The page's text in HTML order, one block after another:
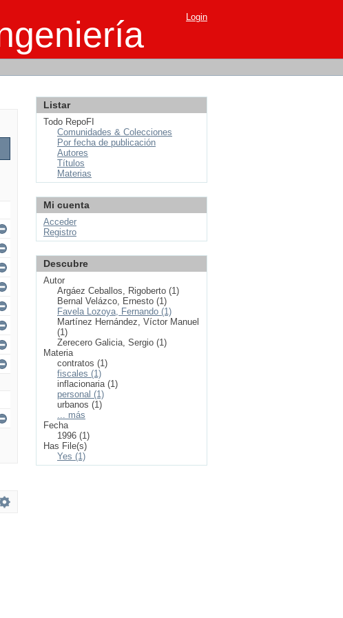
Login
Listar
Todo RepoFI
Comunidades & Colecciones
Por fecha de publicación
Autores
Títulos
Materias
Mi cuenta
Acceder
Registro
Descubre
Autor
Argáez Ceballos, Rigoberto (1)
Bernal Velázco, Ernesto (1)
Favela Lozoya, Fernando (1)
Martínez Hernández, Víctor Manuel
(1)
Zerecero Galicia, Sergio (1)
Materia
contratos (1)
fiscales (1)
inflacionaria (1)
personal (1)
urbanos (1)
... más
Fecha
1996 (1)
Has File(s)
Yes (1)